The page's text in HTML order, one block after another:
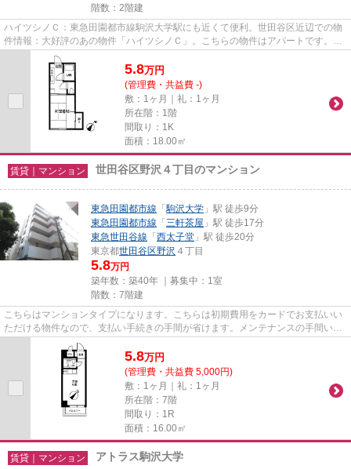
階数：2階建
ハイツシノＣ：東急田園都市線駒沢大学駅にも近くて便利。世田谷区近辺での物
件情報：大好評のあの物件「ハイツシノＣ」。こちらの物件はアパートです。駅
から徒歩6分にある物件なので...
5.8万円
(管理費・共益費 -)
敷：1ヶ月｜礼：1ヶ月
所在階：1階
間取り：1K
面積：18.00㎡
賃貸｜マンション 世田谷区野沢４丁目のマンション
東急田園都市線 「駒沢大学 」駅 徒歩9分
東急田園都市線 「三軒茶屋 」駅 徒歩17分
東急世田谷線 「西太子堂 」駅 徒歩20分
東京都世田谷区野沢 ４丁目
5.8万円
築年数：築40年 ｜募集中： 1室
階数：7階建
こちらはマンションタイプになります。こちらは初期費用をカードでお支払いい
ただける物件なので、支払い手続きの手間が省けます。メンテナンスの手間いら
ずで嬉しい、外観タイル張り...
5.8万円
(管理費・共益費 5,000円)
敷：1ヶ月｜礼：1ヶ月
所在階：7階
間取り：1R
面積：16.00㎡
賃貸｜マンション アトラス駒沢大学